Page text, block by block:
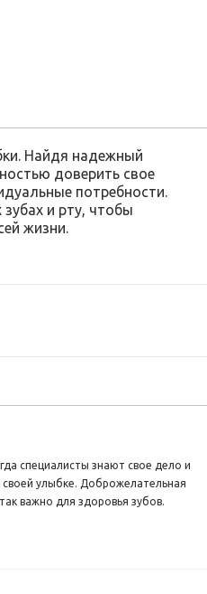
Найдя надежный
доверить свое
потребности.
и рту, чтобы
жизни.
специалисты знают свое дело и
улыбке. Доброжелательная
важно для здоровья зубов.